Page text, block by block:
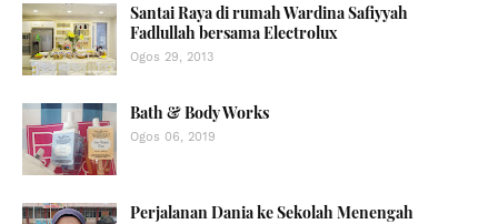
Santai Raya di rumah Wardina Safiyyah
Fadlullah bersama Electrolux
Ogos 29, 2013
Bath & Body Works
Ogos 06, 2019
Perjalanan Dania ke Sekolah Menengah